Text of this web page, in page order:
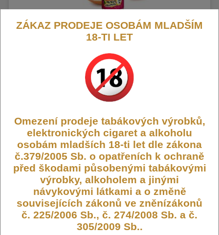
Příchuť UAHU Shake and Vape 12ml Grapefruit
Chill
vyráběny ve spolupráci předních odborníků z Malajsie a Kanady. Jsou dodávány
ve 60ml Chubby Gorilla Unicorn lahvičkách, které obsahují 12ml koncentrátu.
Není skladem
Příchuť UAHU Shake and Vape 12ml Grape
Shape
ZÁKAZ PRODEJE OSOBÁM MLADŠÍM
18-TI LET
Omezení prodeje tabákových výrobků,
elektronických cigaret a alkoholu
osobám mladších 18-ti let dle zákona
č.379/2005 Sb. o opatřeních k ochraně
před škodami působenými tabákovými
výrobky, alkoholem a jinými
návykovými látkami a o změně
souvisejících zákonů ve zněnízákonů
č. 225/2006 Sb., č. 274/2008 Sb. a č.
305/2009 Sb..